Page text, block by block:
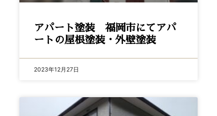
アパート塗装 福岡市にてアパ
ートの屋根塗装・外壁塗装
2023年12月27日